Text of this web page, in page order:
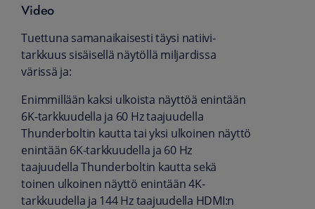
Video
Tuettuna saman­aikaisesti täysi natiivi­
tarkkuus sisäisellä näytöllä miljardissa
värissä ja:
Enimmillään kaksi ulkoista näyttöä enintään
6K-tarkkuudella ja 60 Hz taajuudella
Thunderboltin kautta tai yksi ulkoinen näyttö
enintään 6K-tarkkuudella ja 60 Hz
taajuudella Thunderboltin kautta sekä
toinen ulkoinen näyttö enintään 4K-
tarkkuudella ja 144 Hz taajuudella HDMI:n